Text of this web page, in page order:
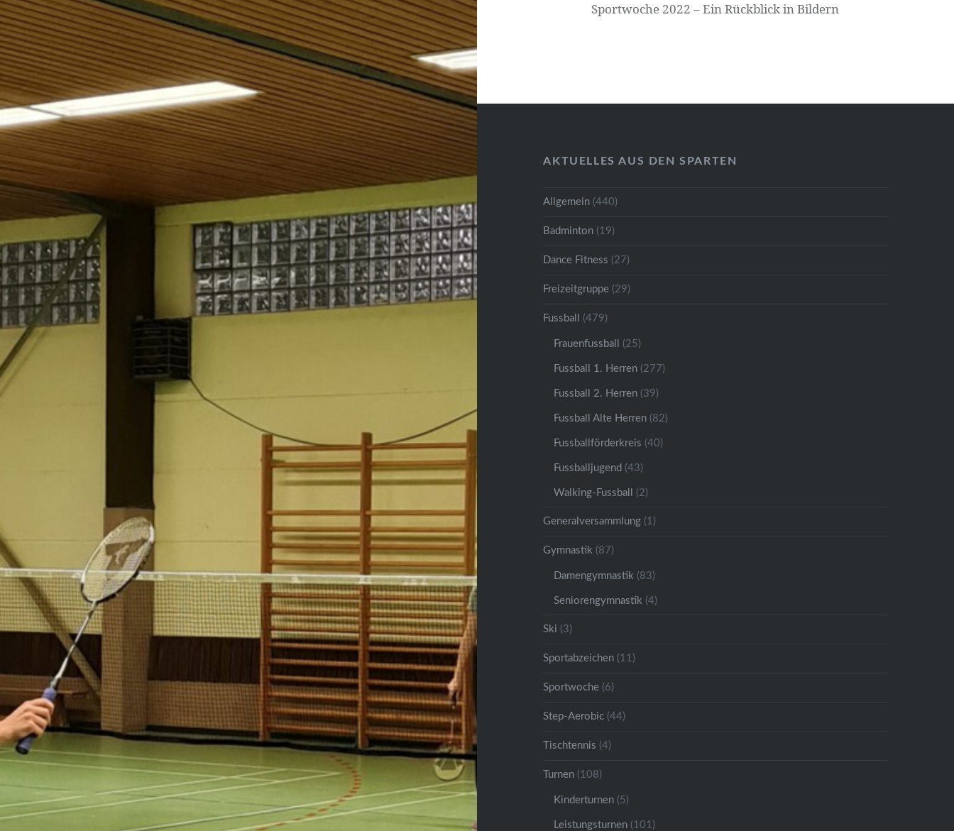
Sportwoche 2022 – Ein Rückblick in Bildern
AKTUELLES AUS DEN SPARTEN
Allgemein (440)
Badminton (19)
Dance Fitness (27)
Freizeitgruppe (29)
Fussball (479)
Frauenfussball (25)
Fussball 1. Herren (277)
Fussball 2. Herren (39)
Fussball Alte Herren (82)
Fussballförderkreis (40)
Fussballjugend (43)
Walking-Fussball (2)
Generalversammlung (1)
Gymnastik (87)
Damengymnastik (83)
Seniorengymnastik (4)
Ski (3)
Sportabzeichen (11)
Sportwoche (6)
Step-Aerobic (44)
Tischtennis (4)
Turnen (108)
Kinderturnen (5)
Leistungsturnen (101)